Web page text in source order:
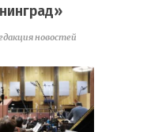
новостей